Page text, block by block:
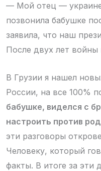
— Мой отец —
позвонила бабушке
заявила, что наш
После двух лет
В Грузии я нашел
России, на все 100%
бабушке, виделся с
настроить против
эти разговоры
Человеку, который
факты. В итоге за эти